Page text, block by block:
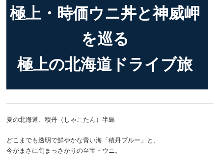
極上・時価ウニ丼と神威岬
を巡る
極上の北海道ドライブ旅
夏の北海道、積丹（しゃこたん）半島
どこまでも透明で鮮やかな青い海「積丹ブルー」と、
今がまさに旬まっさかりの至宝・ウニ。